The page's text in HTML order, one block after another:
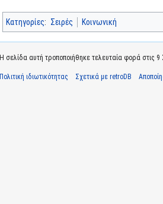
Κατηγορίες: Σειρές Κοινωνική
Η σελίδα αυτή τροποποιήθηκε τελευταία φορά στις 9
Πολιτική ιδιωτικότητας Σχετικά με retroDB